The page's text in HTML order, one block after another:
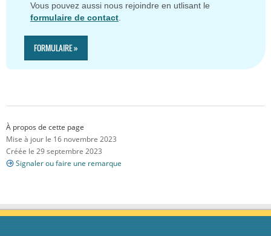
Vous pouvez aussi nous rejoindre en utlisant le
formulaire de contact.
FORMULAIRE »
À propos de cette page
Mise à jour le 16 novembre 2023
Créée le 29 septembre 2023
Signaler ou faire une remarque